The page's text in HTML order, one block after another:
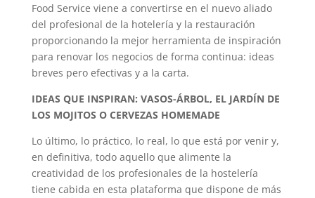
Food Service viene a convertirse en el nuevo aliado
del profesional de la hotelería y la restauración
proporcionando la mejor herramienta de inspiración
para renovar los negocios de forma continua: ideas
breves pero efectivas y a la carta.
IDEAS QUE INSPIRAN: VASOS-ÁRBOL, EL JARDÍN DE
LOS MOJITOS O CERVEZAS HOMEMADE
Lo último, lo práctico, lo real, lo que está por venir y,
en definitiva, todo aquello que alimente la
creatividad de los profesionales de la hostelería
tiene cabida en esta plataforma que dispone de más